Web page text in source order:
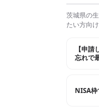
茨城県の
たい方向
【申
忘れで
NISA